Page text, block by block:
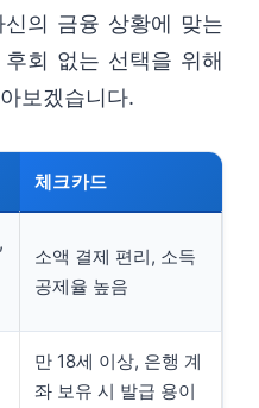
의 금융 상황에 맞는
회 없는 선택을 위해
보겠습니다.
체크카드
소액 결제 편리, 소득
공제율 높음
만 18세 이상, 은행 계
좌 보유 시 발급 용이